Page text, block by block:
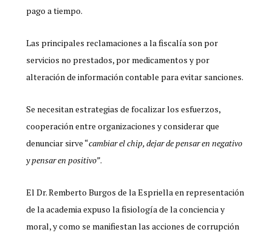
pago a tiempo.
Las principales reclamaciones a la fiscalía son por
servicios no prestados, por medicamentos y por
alteración de información contable para evitar sanciones.
Se necesitan estrategias de focalizar los esfuerzos,
cooperación entre organizaciones y considerar que
denunciar sirve “cambiar el chip, dejar de pensar en negativo
y pensar en positivo”.
El Dr. Remberto Burgos de la Espriella en representación
de la academia expuso la fisiología de la conciencia y
moral, y como se manifiestan las acciones de corrupción